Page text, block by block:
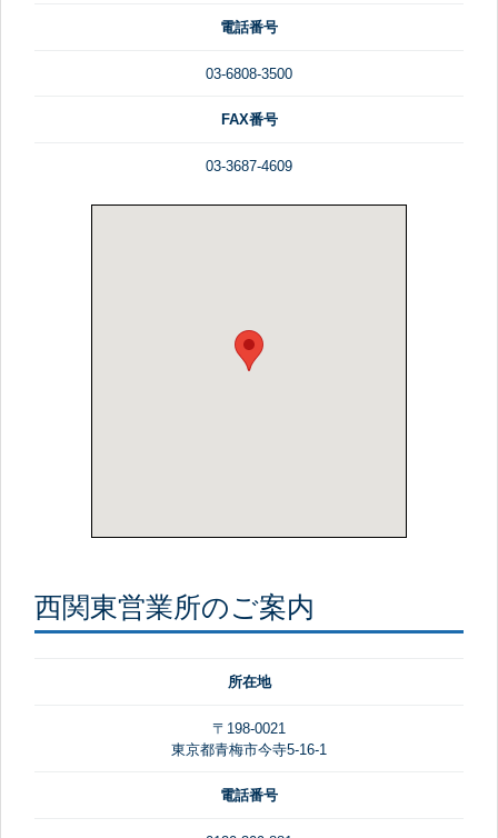
電話番号
03-6808-3500
FAX番号
03-3687-4609
西関東営業所のご案内
所在地
〒198-0021
東京都青梅市今寺5-16-1
電話番号